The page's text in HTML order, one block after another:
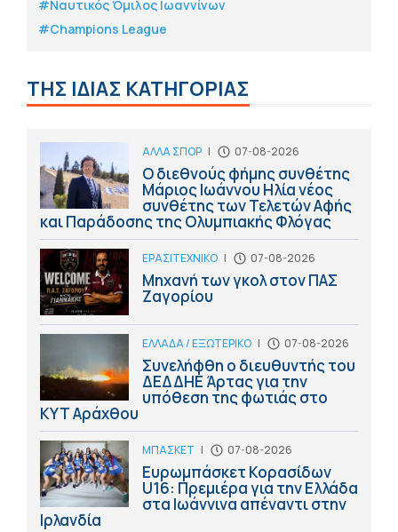
#Ναυτικός Όμιλος Ιωαννίνων
#Champions League
ΤΗΣ ΙΔΙΑΣ ΚΑΤΗΓΟΡΙΑΣ
ΑΛΛΑ ΣΠΟΡ | 07-08-2026
Ο διεθνούς φήμης συνθέτης
Μάριος Ιωάννου Ηλία νέος
συνθέτης των Τελετών Αφής
και Παράδοσης της Ολυμπιακής Φλόγας
ΕΡΑΣΙΤΕΧΝΙΚΟ | 07-08-2026
Μηχανή των γκολ στον ΠΑΣ
Ζαγορίου
ΕΛΛΑΔΑ / ΕΞΩΤΕΡΙΚΟ | 07-08-2026
Συνελήφθη ο διευθυντής του
ΔΕΔΔΗΕ Άρτας για την
υπόθεση της φωτιάς στο
ΚΥΤ Αράχθου
ΜΠΑΣΚΕΤ | 07-08-2026
Ευρωμπάσκετ Κορασίδων
U16: Πρεμιέρα για την Ελλάδα
στα Ιωάννινα απέναντι στην
Ιρλανδία